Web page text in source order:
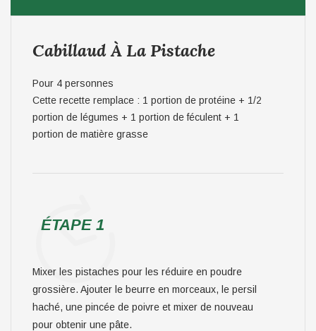
Cabillaud À La Pistache
Pour 4 personnes
Cette recette remplace : 1 portion de protéine + 1/2
portion de légumes + 1 portion de féculent + 1
portion de matière grasse
ÉTAPE 1
Mixer les pistaches pour les réduire en poudre
grossière. Ajouter le beurre en morceaux, le persil
haché, une pincée de poivre et mixer de nouveau
pour obtenir une pâte.